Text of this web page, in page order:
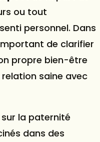
ou tout
personnel. Dans
de clarifier
propre bien-être
saine avec
la paternité
dans des